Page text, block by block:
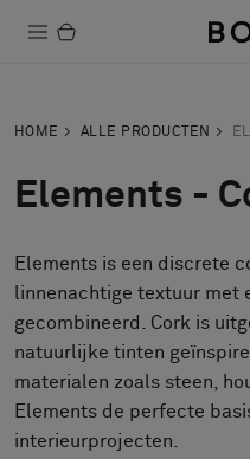
Installatie
Onderhoud
Samenwerkingen met
HOME ALLE PRODUCTEN
Elements -
Elements is een discrete
linnenachtige textuur
gecombineerd. Cork is
natuurlijke tinten
materialen zoals steen,
Elements de perfecte
interieurprojecten.